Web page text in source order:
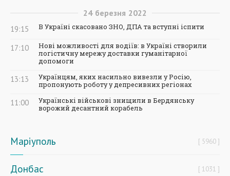
24 березня 2022
19:15 В Україні скасовано ЗНО, ДПА та вступні іспити
17:10
Нові можливості для водіїв: в Україні створили
логістичну мережу доставки гуманітарної
допомоги
13:13
Українцям, яких насильно вивезли у Росію,
пропонують роботу у депресивних регіонах
11:00
Українські військові знищили в Бердянську
ворожий десантний корабель
Маріуполь 5960
Донбас 1031